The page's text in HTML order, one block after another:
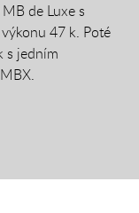
de Luxe s
47 k. Poté
s jedním